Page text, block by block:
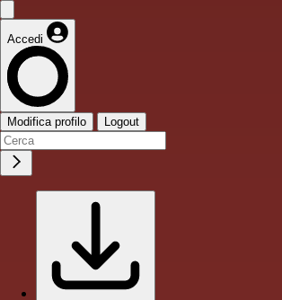
Accedi
Modifica profilo Logout